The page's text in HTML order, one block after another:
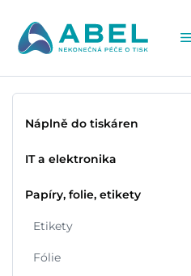
Náplně do tiskáren
IT a elektronika
Papíry, folie, etikety
Etikety
Fólie